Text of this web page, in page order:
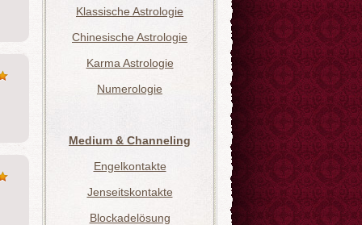
Klassische Astrologie
Chinesische Astrologie
Karma Astrologie
Numerologie
Medium & Channeling
Engelkontakte
Jenseitskontakte
Blockadelösung